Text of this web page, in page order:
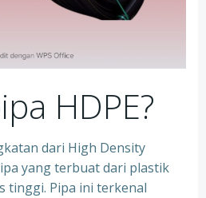
HDPE?
dari High Density
yang terbuat dari plastik
tinggi. Pipa ini terkenal